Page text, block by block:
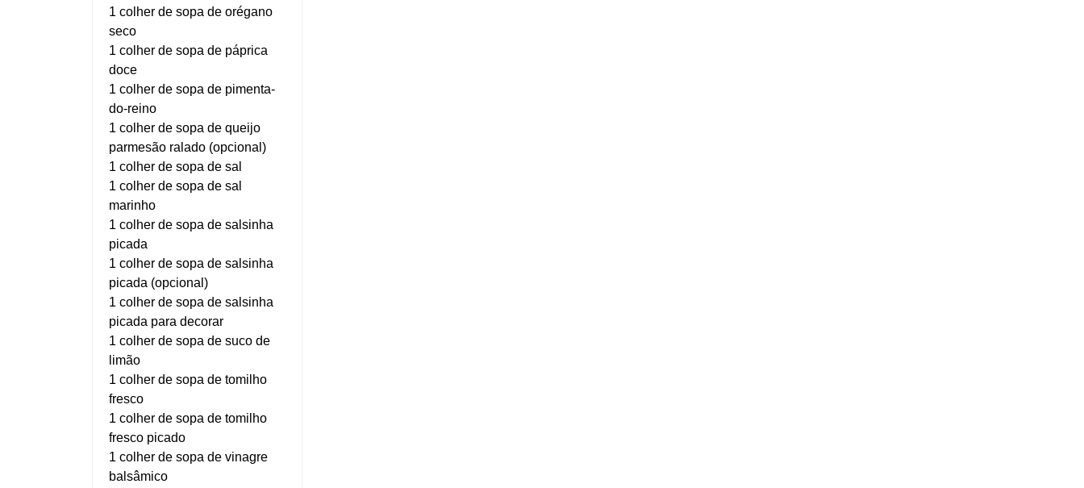
1 colher de sopa de orégano
seco
1 colher de sopa de páprica
doce
1 colher de sopa de pimenta-
do-reino
1 colher de sopa de queijo
parmesão ralado (opcional)
1 colher de sopa de sal
1 colher de sopa de sal
marinho
1 colher de sopa de salsinha
picada
1 colher de sopa de salsinha
picada (opcional)
1 colher de sopa de salsinha
picada para decorar
1 colher de sopa de suco de
limão
1 colher de sopa de tomilho
fresco
1 colher de sopa de tomilho
fresco picado
1 colher de sopa de vinagre
balsâmico